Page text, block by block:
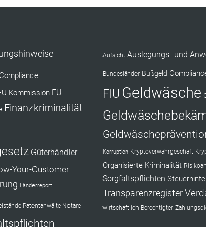
Compliance
Kommission EU-
Finanzkriminalität
Güterhändler
Your-Customer
Länderreport
Patentanwälte-Notare
Aufsicht Auslegungs- und
Bundesländer Bußgeld
FIU Geldwäsche
Korruption Kryptoverwahrgeschäft
Organisierte Kriminalität
Sorgfaltspflichten
Transparenzregister
wirtschaftlich Berechtigter